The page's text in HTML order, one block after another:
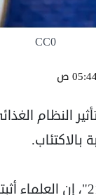
CC0
ص
النظام
وقال الموقع، في تقريره الذي